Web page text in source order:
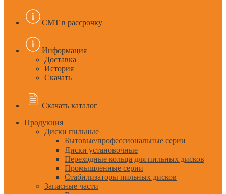
CMT в рассрочку
Информация
Доставка
История
Скачать
Скачать каталог
Продукция
Диски пильные
Бытовые/профессиональные серии
Диски установочные
Переходные кольца для пильных дисков
Промышленные серии
Стабилизаторы пильных дисков
Запасные части